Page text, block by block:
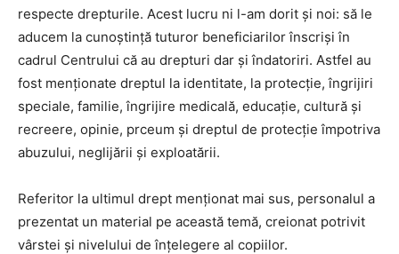
respecte drepturile. Acest lucru ni l-am dorit și noi: să le
aducem la cunoștință tuturor beneficiarilor înscriși în
cadrul Centrului că au drepturi dar și îndatoriri. Astfel au
fost menționate dreptul la identitate, la protecție, îngrijiri
speciale, familie, îngrijire medicală, educație, cultură și
recreere, opinie, prceum și dreptul de protecție împotriva
abuzului, neglijării și exploatării.
Referitor la ultimul drept menționat mai sus, personalul a
prezentat un material pe această temă, creionat potrivit
vârstei și nivelului de înțelegere al copiilor.